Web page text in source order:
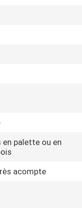
en palette ou en
acompte